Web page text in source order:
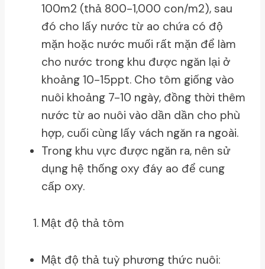
100m2 (thả 800-1,000 con/m2), sau
đó cho lấy nước từ ao chứa có độ
mặn hoặc nước muối rất mặn để làm
cho nước trong khu được ngăn lại ở
khoảng 10-15ppt. Cho tôm giống vào
nuôi khoảng 7-10 ngày, đồng thời thêm
nước từ ao nuôi vào dần dần cho phù
hợp, cuối cùng lấy vách ngăn ra ngoài.
Trong khu vực được ngăn ra, nên sử
dụng hệ thống oxy đáy ao để cung
cấp oxy.
Mật độ thả tôm
Mật độ thả tuỳ phương thức nuôi: